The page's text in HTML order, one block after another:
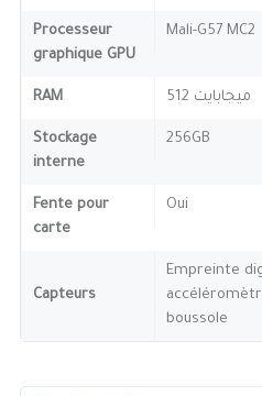
Processeur
graphique GPU
Mali-G57 MC2
RAM 512 ميجابايت
Stockage
interne
256GB
Fente pour
carte
Oui
Capteurs
Empreinte
boussole